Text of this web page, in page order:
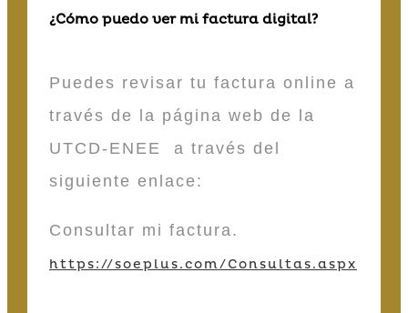
¿Cómo puedo ver mi factura digital?
Puedes revisar tu factura online a
través de la página web de la
UTCD-ENEE a través del
siguiente enlace:
Consultar mi factura.
https://soeplus.com/Consultas.aspx